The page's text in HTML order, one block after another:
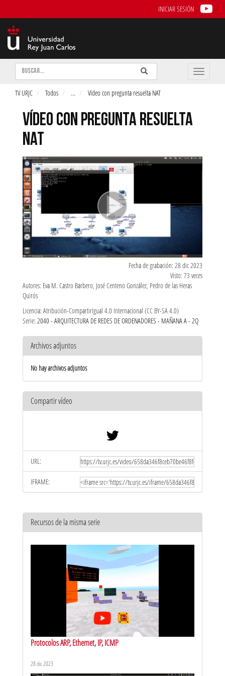
INICIAR SESIÓN
Buscar Enviar
Buscar
Toggle
TV URJC Todos ... Vídeo con pregunta resuelta NAT
VÍDEO CON PREGUNTA RESUELTA
NAT
Fecha de grabación: 28 dic 2023
Visto: 73 veces
Autores: Eva M. Castro Barbero, José Centeno González, Pedro de las Heras
Quirós
Licencia: Atribución-CompartirIgual 4.0 Internacional (CC BY-SA 4.0)
Serie: 2040 - ARQUITECTURA DE REDES DE ORDENADORES - MAÑANA A - 2Q
Archivos adjuntos
No hay archivos adjuntos
Compartir vídeo
URL:
IFRAME:
Recursos de la misma serie
Protocolos ARP, Ethernet, IP, ICMP
28 dic 2023